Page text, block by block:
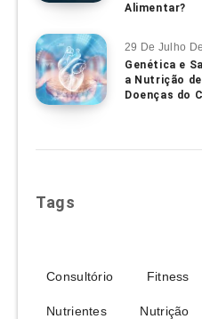
Alimentar?
29 De Julho
Genética e
a Nutrição
Doenças do
Tags
Consultório Fitness
Nutrientes Nutrição